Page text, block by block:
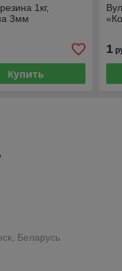
1кг,
3мм
Купить
1
Беларусь